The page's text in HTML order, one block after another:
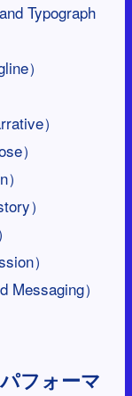
Typograph
）
）
）
）
）
）
フォーマ